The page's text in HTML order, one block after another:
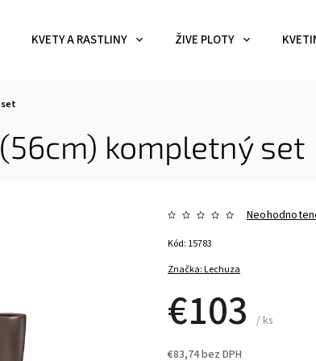
KVETY A RASTLINY ŽIVE PLOTY
kompletný set
Značka:Lechuza
€103/ ks
€83,74 bez DPH
Kód: 15783